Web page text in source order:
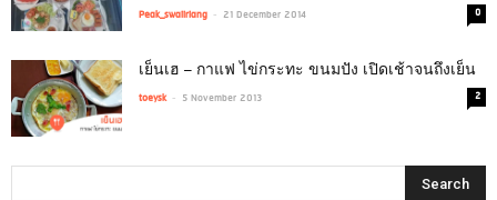
Peak_swaiiriang - 21 December 2014 0
เย็นเฮ – กาแฟ ไข่กระทะ ขนมปัง เปิดเช้าจนถึงเย็น
toeysk - 5 November 2013 2